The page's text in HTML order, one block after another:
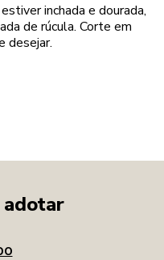
inchada e dourada,
de rúcula. Corte em
desejar.
adotar